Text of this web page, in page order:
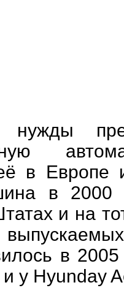
в Европе
в 2000
и на
в
у Hyunday